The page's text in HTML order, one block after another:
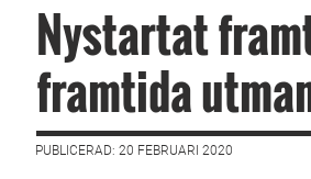
Nystartat
framtida
PUBLICERAD: 20 FEBRUARI 2020